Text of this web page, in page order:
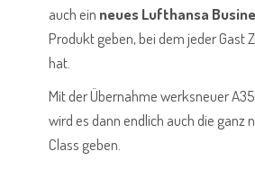
auch ein neues Lufthansa
Produkt geben, bei dem jeder Gast
hat.
Mit der Übernahme werksneuer
wird es dann endlich auch die ganz
Class geben.